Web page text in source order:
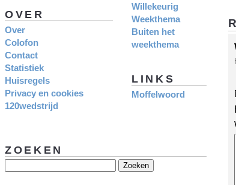
Willekeurig
Weekthema
Buiten het
weekthema
LINKS
Moffelwoord
OVER
Over
Colofon
Contact
Statistiek
Huisregels
Privacy en cookies
120wedstrijd
ZOEKEN